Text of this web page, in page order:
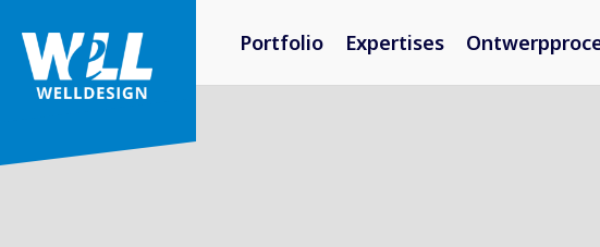
Portfolio Expertises